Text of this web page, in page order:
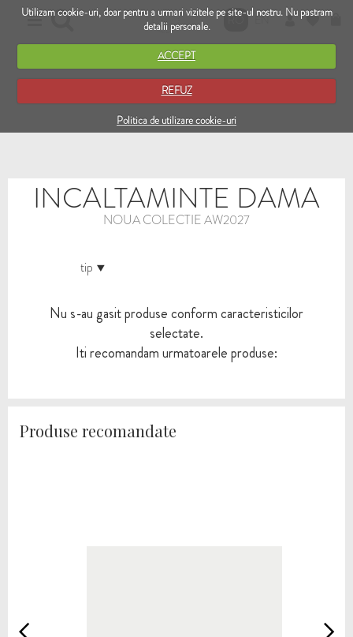
Utilizam cookie-uri, doar pentru a urmari vizitele pe site-ul nostru. Nu pastram
detalii personale.
ACCEPT
REFUZ
Politica de utilizare cookie-uri
RO EN
INCALTAMINTE DAMA
NOUA COLECTIE AW2027
tip
Nu s-au gasit produse conform caracteristicilor
selectate.
Iti recomandam urmatoarele produse:
Produse recomandate